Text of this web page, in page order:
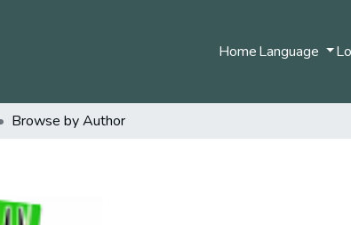
HomeLanguage
Browse by Author